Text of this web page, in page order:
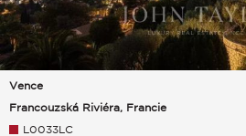
Vence
Francouzská Riviéra, Francie
L0033LC